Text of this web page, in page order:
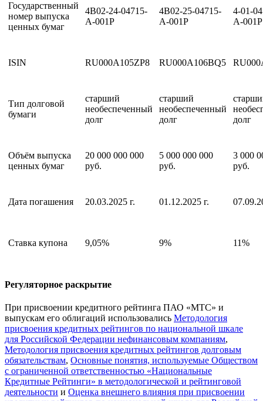
Государственный
номер выпуска
ценных бумаг
4B02-24-04715-
A-001P
4B02-25-04715-
A-001P
4-01-
А-001P
ISIN RU000A105ZP8 RU000A106BQ5
Тип долговой
бумаги
старший
необеспеченный
долг
старший
необеспеченный
долг
долг
Объём выпуска
ценных бумаг
20 000 000 000
руб.
5 000 000 000
руб.
3 000
руб.
Дата погашения 20.03.2025 г. 01.12.2025 г.
Ставка купона 9,05% 9% 11%
Регуляторное раскрытие
При присвоении кредитного рейтинга ПАО «МТС» и
выпускам его облигаций использовались Методология
присвоения кредитных рейтингов по национальной шкале
для Российской Федерации нефинансовым компаниям,
Методология присвоения кредитных рейтингов долговым
обязательствам, Основные понятия, используемые Обществом
с ограниченной ответственностью «Национальные
Кредитные Рейтинги» в методологической и рейтинговой
деятельности и Оценка внешнего влияния при присвоении